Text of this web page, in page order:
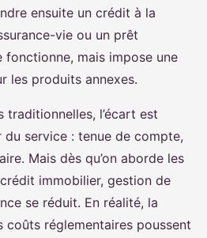
ensuite un crédit à la
vie ou un prêt
fonctionne, mais impose une
les produits annexes.
traditionnelles, l’écart est
service : tenue de compte,
Mais dès qu’on aborde les
immobilier, gestion de
se réduit. En réalité, la
coûts réglementaires poussent